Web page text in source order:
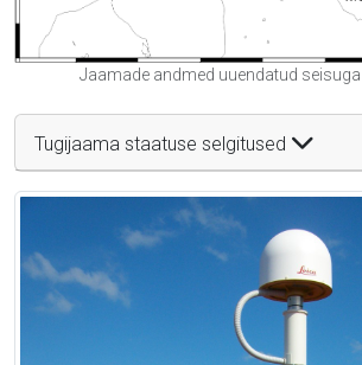
Jaamade andmed uuendatud
Tugijaama staatuse selgitused